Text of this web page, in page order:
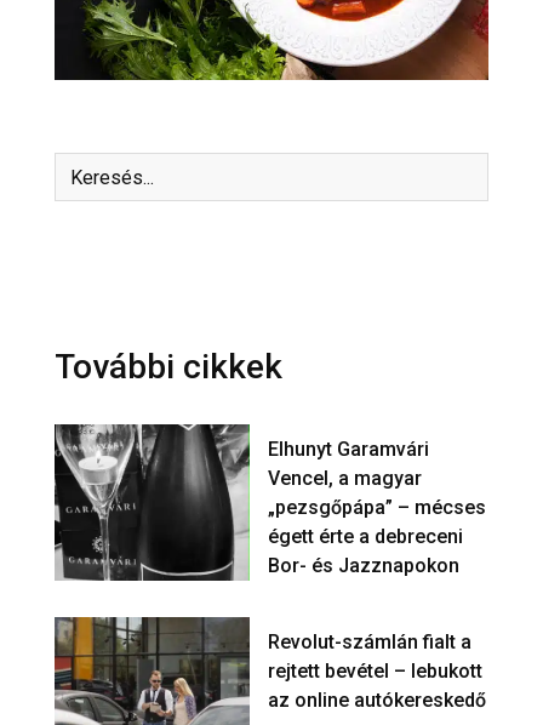
További cikkek
Elhunyt Garamvári
Vencel, a magyar
„pezsgőpápa” – mécses
égett érte a debreceni
Bor- és Jazznapokon
Revolut-számlán fialt a
rejtett bevétel – lebukott
az online autókereskedő